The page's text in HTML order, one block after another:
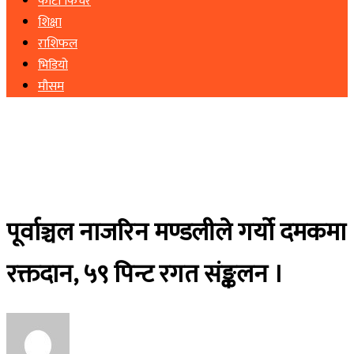
शिक्षा
राशिफल
भिडियो
मौसम
पूर्वाञ्चल नाजरिन मण्डलीले गर्यो दमकमा
रक्तदान, ५९ पिन्ट रगत संङ्कलन ।